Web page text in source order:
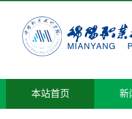
本站首页 新